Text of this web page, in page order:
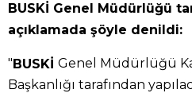
BUSKİ Genel Müdürlüğü
açıklamada şöyle denildi:
"BUSKİ Genel Müdürlüğü
Başkanlığı tarafından